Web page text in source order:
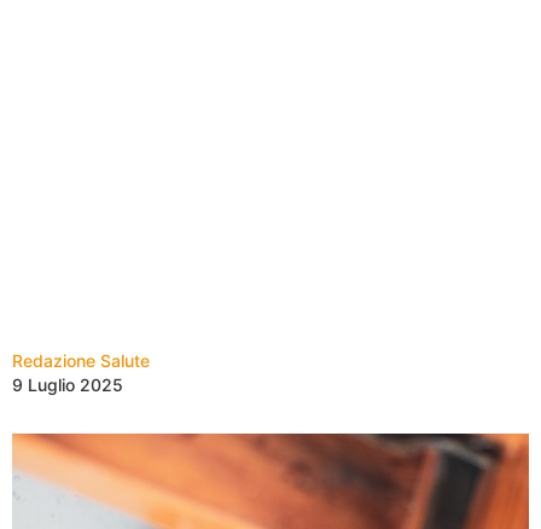
Redazione Salute
9 Luglio 2025